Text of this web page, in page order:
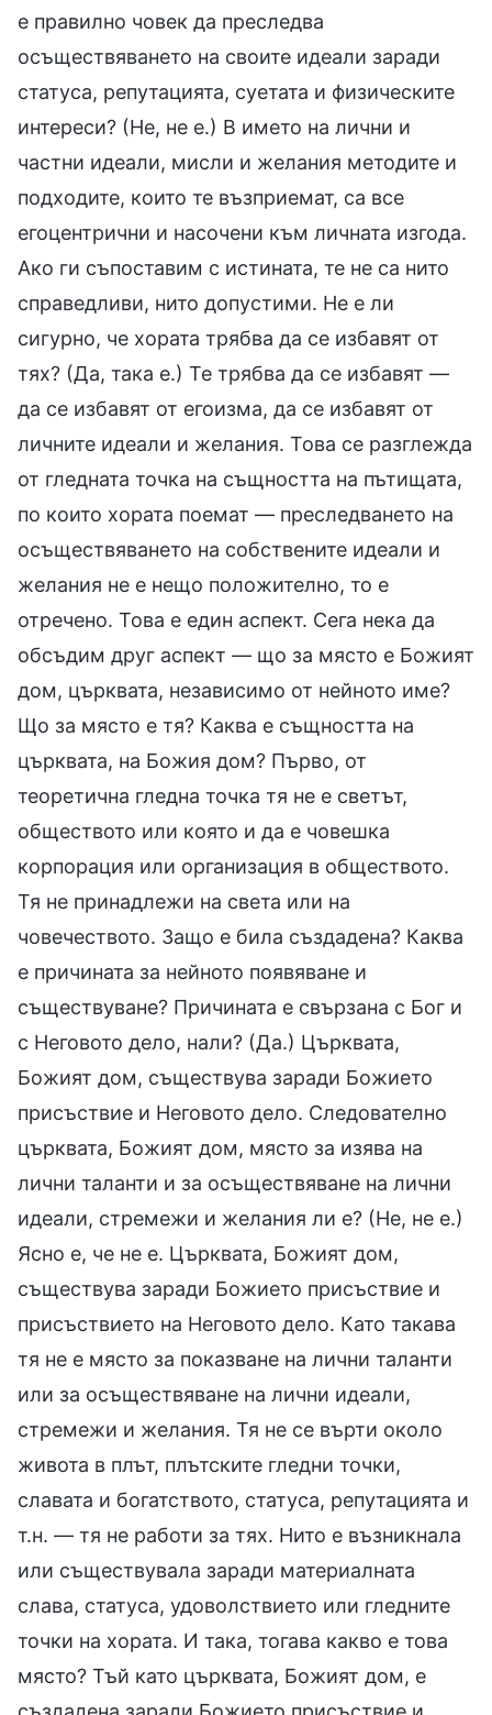
е правилно човек да преследва
осъществяването на своите идеали заради
статуса, репутацията, суетата и физическите
интереси? (Не, не е.) В името на лични и
частни идеали, мисли и желания методите и
подходите, които те възприемат, са все
егоцентрични и насочени към личната изгода.
Ако ги съпоставим с истината, те не са нито
справедливи, нито допустими. Не е ли
сигурно, че хората трябва да се избавят от
тях? (Да, така е.) Те трябва да се избавят —
да се избавят от егоизма, да се избавят от
личните идеали и желания. Това се разглежда
от гледната точка на същността на пътищата,
по които хората поемат — преследването на
осъществяването на собствените идеали и
желания не е нещо положително, то е
отречено. Това е един аспект. Сега нека да
обсъдим друг аспект — що за място е Божият
дом, църквата, независимо от нейното име?
Що за място е тя? Каква е същността на
църквата, на Божия дом? Първо, от
теоретична гледна точка тя не е светът,
обществото или която и да е човешка
корпорация или организация в обществото.
Тя не принадлежи на света или на
човечеството. Защо е била създадена? Каква
е причината за нейното появяване и
съществуване? Причината е свързана с Бог и
с Неговото дело, нали? (Да.) Църквата,
Божият дом, съществува заради Божието
присъствие и Неговото дело. Следователно
църквата, Божият дом, място за изява на
лични таланти и за осъществяване на лични
идеали, стремежи и желания ли е? (Не, не е.)
Ясно е, че не е. Църквата, Божият дом,
съществува заради Божието присъствие и
присъствието на Неговото дело. Като такава
тя не е място за показване на лични таланти
или за осъществяване на лични идеали,
стремежи и желания. Тя не се върти около
живота в плът, плътските гледни точки,
славата и богатството, статуса, репутацията и
т.н. — тя не работи за тях. Нито е възникнала
или съществувала заради материалната
слава, статуса, удоволствието или гледните
точки на хората. И така, тогава какво е това
място? Тъй като църквата, Божият дом, е